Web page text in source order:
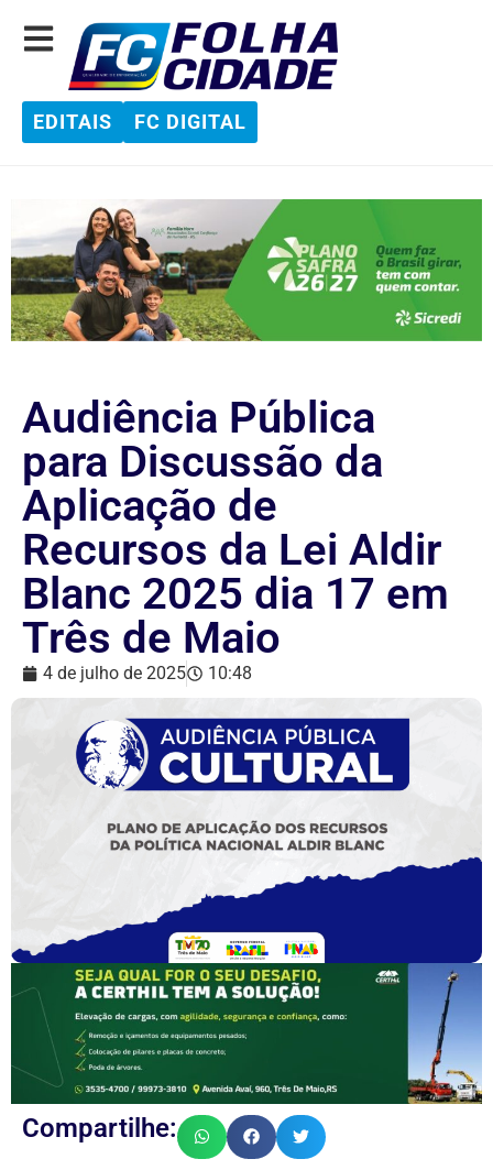
EDITAIS FC DIGITAL
Audiência Pública
para Discussão da
Aplicação de
Recursos da Lei Aldir
Blanc 2025 dia 17 em
Três de Maio
4 de julho de 2025 10:48
Compartilhe: